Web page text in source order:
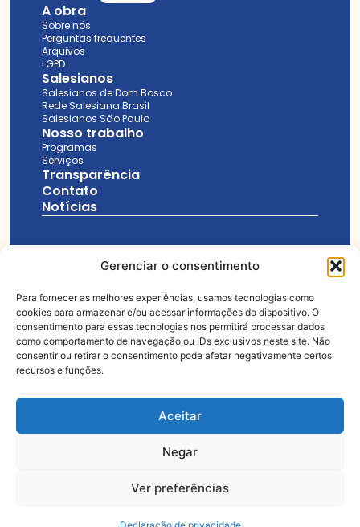
Gerenciar o consentimento
Para fornecer as melhores experiências, usamos tecnologias como
cookies para armazenar e/ou acessar informações do dispositivo. O
consentimento para essas tecnologias nos permitirá processar dados
como comportamento de navegação ou IDs exclusivos neste site. Não
consentir ou retirar o consentimento pode afetar negativamente certos
recursos e funções.
Aceitar
Negar
Ver preferências
A obra
Sobre nós
Perguntas frequentes
Arquivos
LGPD
Salesianos
Salesianos de Dom Bosco
Rede Salesiana Brasil
Salesianos São Paulo
Nosso trabalho
Programas
Serviços
Transparência
Contato
Notícias
+55 12 3157-6555
coordenacao@obrasocialsaoluis.org.br
Rua Cel. José Vicente, 623, Vila Hepacaré, CEP: 12608-